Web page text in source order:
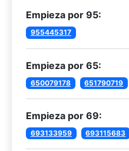
Empieza por 95:
955445317
Empieza por 65:
650079178 651790719
Empieza por 69:
693133959 693115683